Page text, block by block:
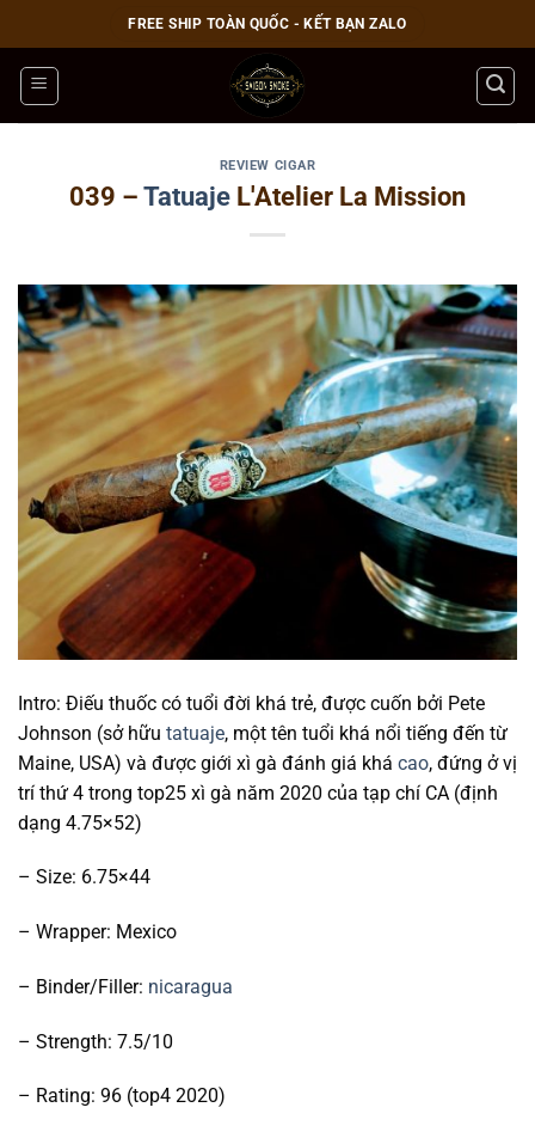
qua
nội
dung
FREE SHIP TOÀN QUỐC - KẾT BẠN ZALO
REVIEW CIGAR
039 –Tatuaje L'Atelier La Mission
Intro: Điếu thuốc có tuổi đời khá trẻ, được cuốn bởi Pete
Johnson (sở hữu tatuaje, một tên tuổi khá nổi tiếng đến từ
Maine, USA) và được giới xì gà đánh giá khá cao, đứng ở vị
trí thứ 4 trong top25 xì gà năm 2020 của tạp chí CA (định
dạng 4.75×52)
– Size: 6.75×44
– Wrapper: Mexico
– Binder/Filler: nicaragua
– Strength: 7.5/10
– Rating: 96 (top4 2020)